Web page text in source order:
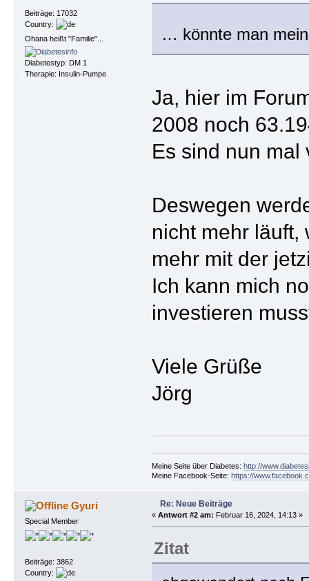
Beiträge: 17032
Country:
Ohana heißt "Familie"...
Diabetestyp: DM 1
Therapie: Insulin-Pumpe
… könnte man
Ja, hier im
2008 noch
Es sind nun
Deswegen
nicht mehr läuft,
mehr mit der
Ich kann mich
investieren
Viele Grüße
Jörg
Meine Seite über Diabetes: http://
Meine Facebook-Seite: https://
Gyuri
Special Member
Beiträge: 3862
Country:
Re: Neue Beiträge
« Antwort #2 am: Februar 16, 2024, 14:13 »
Zitat